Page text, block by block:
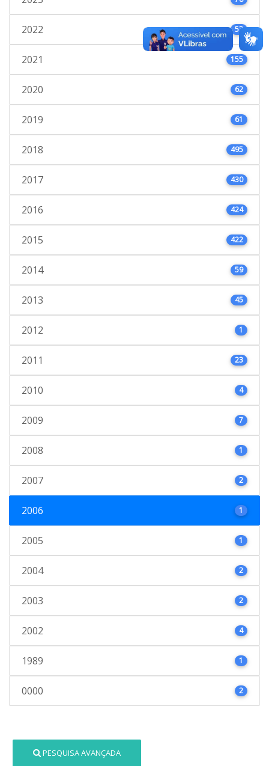
2022 53
2021 155
2020 62
2019 61
2018 495
2017 430
2016 424
2015 422
2014 59
2013 45
2012 1
2011 23
2010 4
2009 7
2008 1
2007 2
2006 1
2005 1
2004 2
2003 2
2002 4
1989 1
0000 2
PESQUISA AVANÇADA